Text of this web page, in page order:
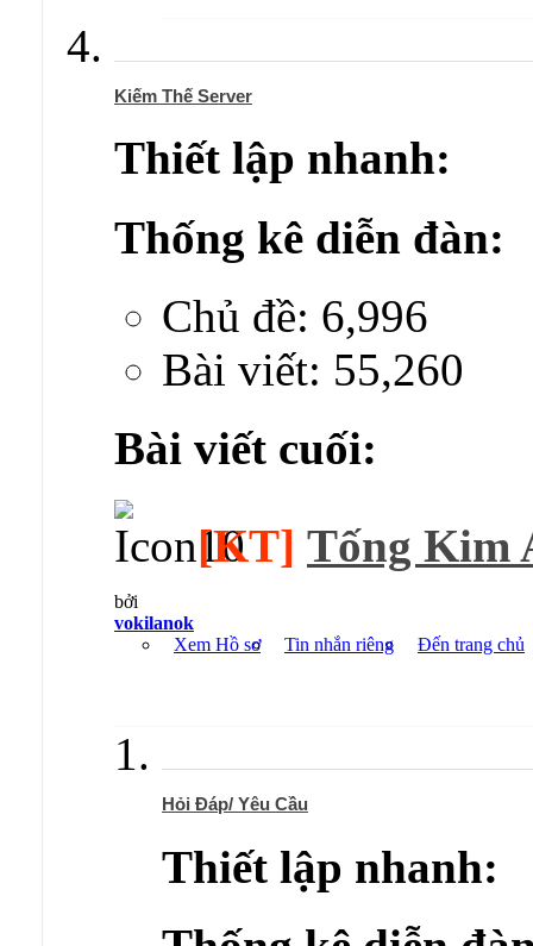
Kiếm Thế Server
Thiết lập nhanh:
Thống kê diễn đàn:
Chủ đề: 6,996
Bài viết: 55,260
Bài viết cuối:
[KT] Tống Kim
bởi
vokilanok
Xem Hồ sơ
Tin nhắn riêng Đến trang chủ
Hỏi Đáp/ Yêu Cầu
Thiết lập nhanh: